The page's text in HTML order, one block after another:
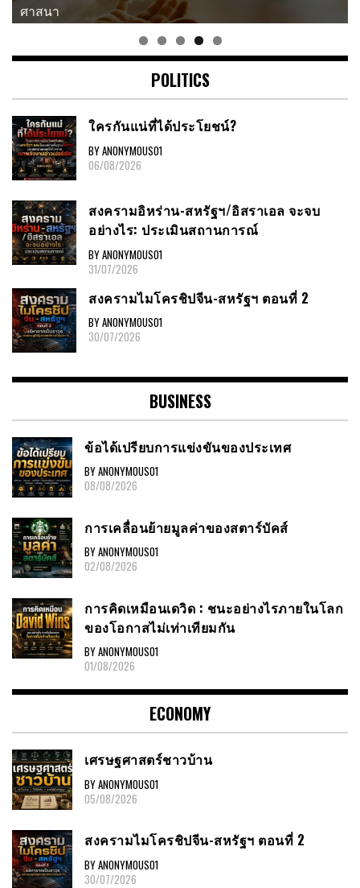
แนวคิด-คำคม
POLITICS
ใครกันแน่ที่ได้ประโยชน์?
BY ANONYMOUS01
06/08/2026
สงครามอิหร่าน-สหรัฐฯ/อิสราเอล จะจบ
อย่างไร: ประเมินสถานการณ์
BY ANONYMOUS01
31/07/2026
สงครามไมโครชิปจีน-สหรัฐฯ ตอนที่ 2
BY ANONYMOUS01
30/07/2026
BUSINESS
ข้อได้เปรียบการแข่งขันของประเทศ
BY ANONYMOUS01
08/08/2026
การเคลื่อนย้ายมูลค่าของสตาร์บัคส์
BY ANONYMOUS01
02/08/2026
การคิดเหมือนเดวิด : ชนะอย่างไรภายในโลก
ของโอกาสไม่เท่าเทียมกัน
BY ANONYMOUS01
01/08/2026
ECONOMY
เศรษฐศาสตร์ชาวบ้าน
BY ANONYMOUS01
05/08/2026
สงครามไมโครชิปจีน-สหรัฐฯ ตอนที่ 2
BY ANONYMOUS01
30/07/2026